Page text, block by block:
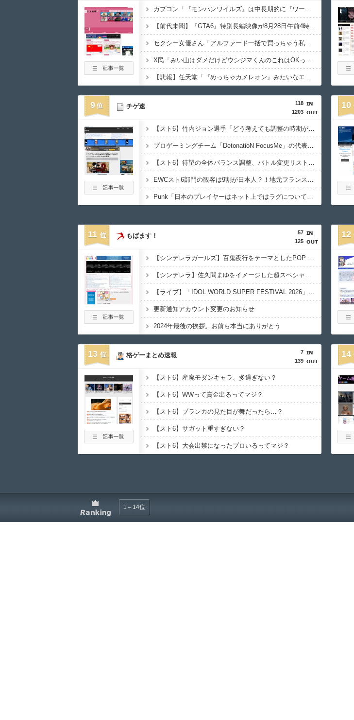
カプコン「『モンハンワイルズ』は中長期的に『ワールド』を上回る販売本数を目指す」
【前代未聞】『GTA6』特別長編映像が8月28日午前4時からネトフリ先行配信決定！プロモーション気合入りすぎィ！
セクシー女優さん「アルファード一括で買っちゃう私って素敵！」→ツッコミどころありすぎる写真で話題に
X民「みい山はダメだけどウシジマくんのこれはOKってどういうこと？」⇒ 反論が殺到
【悲報】任天堂「『めっちゃカメレオン』みたいなエッチゲー？よし審査通っていいぞ」
9
118
1203
チゲ速
【スト6】竹内ジョン選手「どう考えても調整の時期がおかしい。大会の真っただ中にコンセプトが変わるほどの調整、大会が終わった後は微調整。趣旨が一貫してない」
プロゲーミングチーム「DetonatioN FocusMe」の代表・梅崎 伸幸氏が逝去
【スト6】待望の全体バランス調整、バトル変更リスト2026.08.03が公開
EWCスト6部門の観客は9割が日本人？！地元フランス勢のKilzyou選手「格ゲーは地元開催ですらアウェイとかエグいわ」
Punk「日本のプレイヤーはネット上ではラグについて何も言わないくせに、リアルでは他のプレイヤーにラグいと愚痴ってる。カプコンが気にかけているのは日本のプレイヤーだけ。」
10
11
57
125
もばます！
【シンデレラガールズ】百鬼夜行をテーマとしたPOP UP SHOPが東京・大阪にて開催
【シンデレラ】佐久間まゆをイメージした超スペシャルなネックレスが登場する件について
【ライブ】「IDOL WORLD SUPER FESTIVAL 2026」京王アリーナTOKYO開催決定
更新通知アカウント変更のお知らせ
2024年最後の挨拶。お前ら本当にありがとう
12
13
7
139
格ゲーまとめ速報
【スト6】産廃モダンキャラ、多過ぎない？
【スト6】WWって賞金出るってマジ？
【スト6】ブランカの見た目が舞だったら…？
【スト6】サガット重すぎない？
【スト6】大会出禁になったプロいるってマジ？
14
1～14位